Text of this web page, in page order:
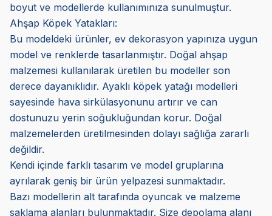
boyut ve modellerde kullanımınıza sunulmuştur.
Ahşap Köpek Yatakları:
Bu modeldeki ürünler, ev dekorasyon yapınıza uygun
model ve renklerde tasarlanmıştır. Doğal ahşap
malzemesi kullanılarak üretilen bu modeller son
derece dayanıklıdır. Ayaklı köpek yatağı modelleri
sayesinde hava sirkülasyonunu artırır ve can
dostunuzu yerin soğukluğundan korur. Doğal
malzemelerden üretilmesinden dolayı sağlığa zararlı
değildir.
Kendi içinde farklı tasarım ve model gruplarına
ayrılarak geniş bir ürün yelpazesi sunmaktadır.
Bazı modellerin alt tarafında oyuncak ve malzeme
saklama alanları bulunmaktadır. Size depolama alanı